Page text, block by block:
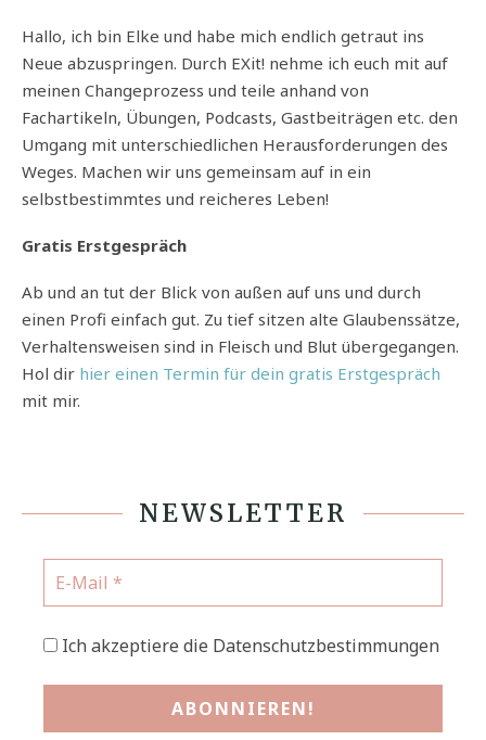
Hallo, ich bin Elke und habe mich endlich getraut ins
Neue abzuspringen. Durch EXit! nehme ich euch mit auf
meinen Changeprozess und teile anhand von
Fachartikeln, Übungen, Podcasts, Gastbeiträgen etc. den
Umgang mit unterschiedlichen Herausforderungen des
Weges. Machen wir uns gemeinsam auf in ein
selbstbestimmtes und reicheres Leben!
Gratis Erstgespräch
Ab und an tut der Blick von außen auf uns und durch
einen Profi einfach gut. Zu tief sitzen alte Glaubenssätze,
Verhaltensweisen sind in Fleisch und Blut übergegangen.
Hol dir hier einen Termin für dein gratis Erstgespräch
mit mir.
NEWSLETTER
Ich akzeptiere die Datenschutzbestimmungen